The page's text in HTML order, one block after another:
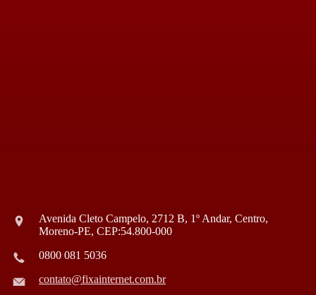
Avenida Cleto Campelo, 2712 B, 1º Andar, Centro,
Moreno-PE, CEP:54.800-000
0800 081 5036
contato@fixainternet.com.br